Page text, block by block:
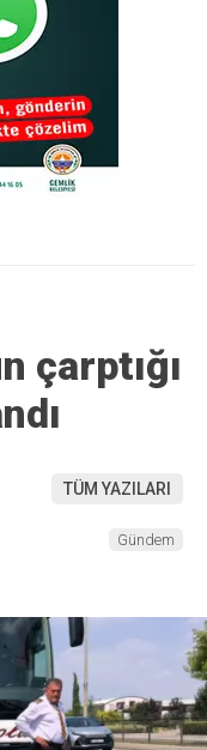
çarptığı
TÜM YAZILARI
Gündem